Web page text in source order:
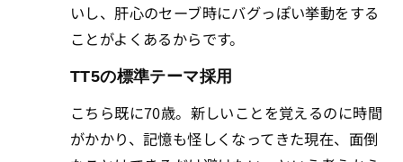
いし、肝心のセーブ時にバグっぽい挙動をする
ことがよくあるからです。
TT5の標準テーマ採用
こちら既に70歳。新しいことを覚えるのに時間
がかかり、記憶も怪しくなってきた現在、面倒